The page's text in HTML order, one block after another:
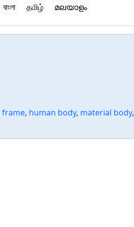
বাংলা தமிழ் മലയാളം
frame, human body, material body,